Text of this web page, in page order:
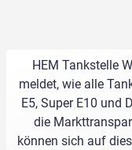
HEM Tankstelle
meldet, wie alle
E5, Super E10 und
die
können sich auf